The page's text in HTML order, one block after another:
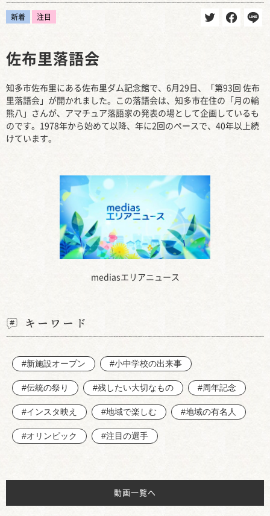
新着 注目
mediasエリアニュース
佐布里落語会
知多市佐布里にある佐布里ダム記念館で、6月29日、「第93回 佐布
里落語会」が開かれました。この落語会は、知多市在住の「月の輪
熊八」さんが、アマチュア落語家の発表の場として企画しているも
のです。1978年から始めて以降、年に2回のペースで、40年以上続
けています。
キーワード
#新施設オープン #小中学校の出来事
#伝統の祭り #残したい大切なもの #周年記念
#インスタ映え #地域で楽しむ #地域の有名人
#オリンピック #注目の選手
動画一覧へ